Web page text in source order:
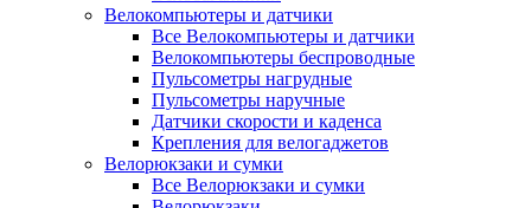
Велокомпьютеры и датчики
Все Велокомпьютеры и датчики
Велокомпьютеры беспроводные
Пульсометры нагрудные
Пульсометры наручные
Датчики скорости и каденса
Крепления для велогаджетов
Велорюкзаки и сумки
Все Велорюкзаки и сумки